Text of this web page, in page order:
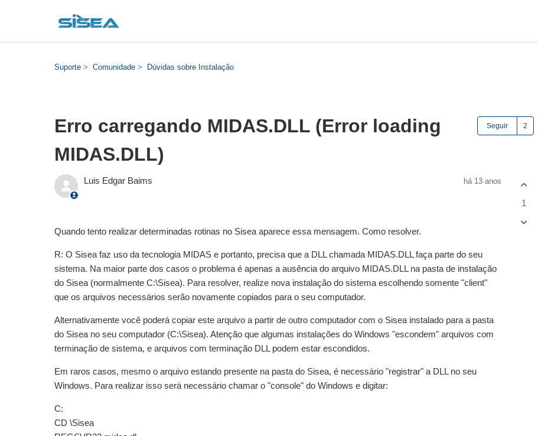
Suporte Comunidade Dúvidas sobre Instalação
Erro carregando MIDAS.DLL (Error loading
MIDAS.DLL)
Seguir
Luis Edgar Baims há 13 anos
Quando tento realizar determinadas rotinas no Sisea aparece essa mensagem. Como resolver.
R: O Sisea faz uso da tecnologia MIDAS e portanto, precisa que a DLL chamada MIDAS.DLL faça parte do seu
sistema. Na maior parte dos casos o problema é apenas a ausência do arquivo MIDAS.DLL na pasta de instalação
do Sisea (normalmente C:\Sisea). Para resolver, realize nova instalação do sistema escolhendo somente "client"
que os arquivos necessários serão novamente copiados para o seu computador.
Alternativamente você poderá copiar este arquivo a partir de outro computador com o Sisea instalado para a pasta
do Sisea no seu computador (C:\Sisea). Atenção que algumas instalações do Windows "escondem" arquivos com
terminação de sistema, e arquivos com terminação DLL podem estar escondidos.
Em raros casos, mesmo o arquivo estando presente na pasta do Sisea, é necessário "registrar" a DLL no seu
Windows. Para realizar isso será necessário chamar o "console" do Windows e digitar:
C:
CD \Sisea
1